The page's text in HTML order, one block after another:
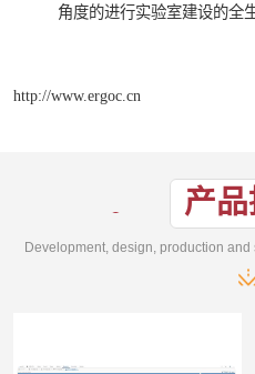
角度的进行实验室建设的全
http://www.ergoc.cn
产